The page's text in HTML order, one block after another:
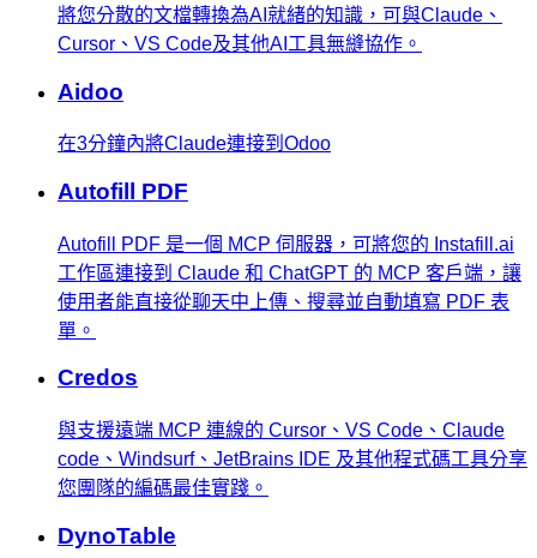
將您分散的文檔轉換為AI就緒的知識，可與Claude、
Cursor、VS Code及其他AI工具無縫協作。
Aidoo
在3分鐘內將Claude連接到Odoo
Autofill PDF
Autofill PDF 是一個 MCP 伺服器，可將您的 Instafill.ai
工作區連接到 Claude 和 ChatGPT 的 MCP 客戶端，讓
使用者能直接從聊天中上傳、搜尋並自動填寫 PDF 表
單。
Credos
與支援遠端 MCP 連線的 Cursor、VS Code、Claude
code、Windsurf、JetBrains IDE 及其他程式碼工具分享
您團隊的編碼最佳實踐。
DynoTable